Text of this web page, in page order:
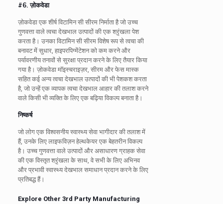
#6. ज़ोकवेडा
ज़ोकवेडा एक शीर्ष विटामिन सी सीरम निर्माता है जो उच्च
गुणवत्ता वाले त्वचा देखभाल उत्पादों की एक श्रृंखला पेश
करता है। उनका विटामिन सी सीरम विशेष रूप से त्वचा की
बनावट में सुधार, हाइपरपिग्मेंटेशन को कम करने और
पर्यावरणीय तनावों से सुरक्षा प्रदान करने के लिए तैयार किया
गया है। ज़ोकवेडा मॉइस्चराइज़र, सीरम और फेस मास्क
सहित कई अन्य त्वचा देखभाल उत्पादों की भी पेशकश करता
है, जो उन्हें एक व्यापक त्वचा देखभाल आहार की तलाश करने
वाले किसी भी व्यक्ति के लिए एक बढ़िया विकल्प बनाता है।
निष्कर्ष
जो लोग एक विश्वसनीय स्वास्थ्य सेवा भागीदार की तलाश में
हैं, उनके लिए लाइफविज़न हेल्थकेयर एक बेहतरीन विकल्प
है। उच्च गुणवत्ता वाले उत्पादों और असाधारण ग्राहक सेवा
की एक विस्तृत श्रृंखला के साथ, वे सभी के लिए अभिनव
और प्रभावी स्वास्थ्य देखभाल समाधान प्रदान करने के लिए
प्रतिबद्ध हैं।
Explore Other 3rd Party Manufacturing